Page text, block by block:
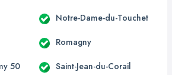
Notre-Dame-du-Touchet
Romagny
50 Saint-Jean-du-Corail